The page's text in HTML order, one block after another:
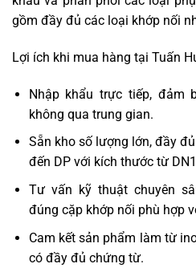
gồm đầy đủ các loại khớp nối
Lợi ích khi mua hàng tại Tuấn
Nhập khẩu trực tiếp, đảm
không qua trung gian.
Sẵn kho số lượng lớn, đầy
đến DP với kích thước từ
Tư vấn kỹ thuật chuyên
đúng cặp khớp nối phù hợp
Cam kết sản phẩm làm từ
có đầy đủ chứng từ.